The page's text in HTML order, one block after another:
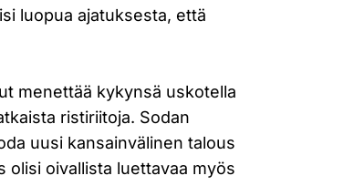
luopua ajatuksesta, että
menettää kykynsä uskotella
ristiriitoja. Sodan
uusi kansainvälinen talous
olisi oivallista luettavaa myös